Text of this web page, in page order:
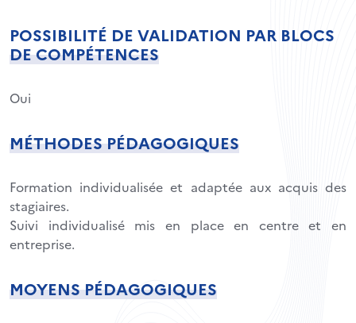
POSSIBILITÉ DE VALIDATION PAR BLOCS
DE COMPÉTENCES
Oui
MÉTHODES PÉDAGOGIQUES
Formation individualisée et adaptée aux acquis des
stagiaires.
Suivi individualisé mis en place en centre et en
entreprise.
MOYENS PÉDAGOGIQUES